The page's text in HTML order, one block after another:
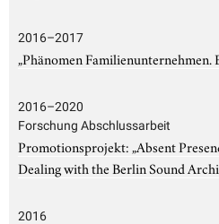
2016–2017
„Phänomen
2016–2020
Forschung Abschlussarbeit
Promotionsprojekt: „Absent
Dealing with the Berlin Sound
2016